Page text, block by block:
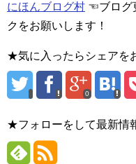
にほんブログ村 ☜ブログ
クをお願いします！
★気に入ったらシェアを
0
★フォローをして最新情